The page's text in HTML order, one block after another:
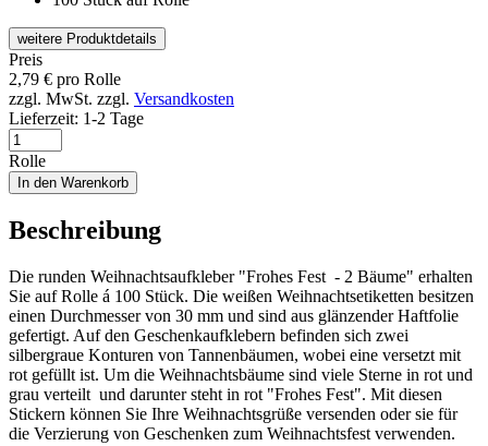
weitere Produktdetails
Preis
2,79 € pro Rolle
zzgl. MwSt. zzgl. Versandkosten
Lieferzeit: 1-2 Tage
Rolle
In den Warenkorb
Beschreibung
Die runden Weihnachtsaufkleber "Frohes Fest - 2 Bäume" erhalten
Sie auf Rolle á 100 Stück. Die weißen Weihnachtsetiketten besitzen
einen Durchmesser von 30 mm und sind aus glänzender Haftfolie
gefertigt. Auf den Geschenkaufklebern befinden sich zwei
silbergraue Konturen von Tannenbäumen, wobei eine versetzt mit
rot gefüllt ist. Um die Weihnachtsbäume sind viele Sterne in rot und
grau verteilt und darunter steht in rot "Frohes Fest". Mit diesen
Stickern können Sie Ihre Weihnachtsgrüße versenden oder sie für
die Verzierung von Geschenken zum Weihnachtsfest verwenden.